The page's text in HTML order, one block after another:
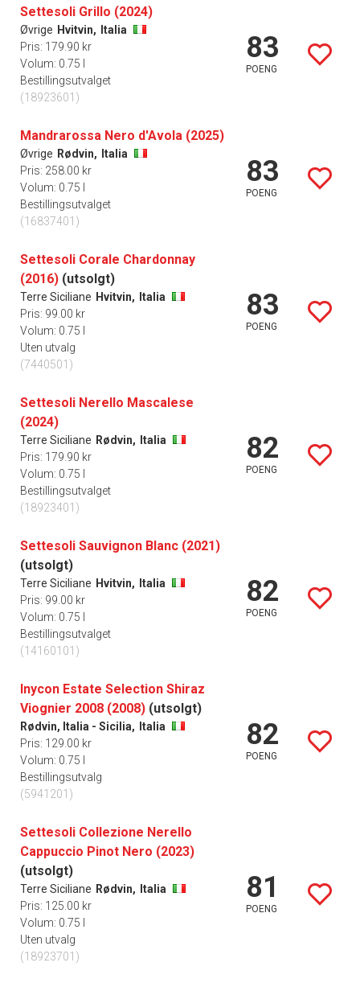
Settesoli Grillo (2024)
Øvrige Hvitvin,
Italia
Pris: 179.90 kr
Volum: 0.75 l
Bestillingsutvalget
(18923601)
83
POENG
Mandrarossa Nero d'Avola (2025)
Øvrige Rødvin,
Italia
Pris: 258.00 kr
Volum: 0.75 l
Bestillingsutvalget
(16837401)
83
POENG
Settesoli Corale Chardonnay
(2016) (utsolgt)
Terre Siciliane Hvitvin,
Italia
Pris: 99.00 kr
Volum: 0.75 l
Uten utvalg
(7440501)
83
POENG
Settesoli Nerello Mascalese
(2024)
Terre Siciliane Rødvin,
Italia
Pris: 179.90 kr
Volum: 0.75 l
Bestillingsutvalget
(18923401)
82
POENG
Settesoli Sauvignon Blanc (2021)
(utsolgt)
Terre Siciliane Hvitvin,
Italia
Pris: 99.00 kr
Volum: 0.75 l
Bestillingsutvalget
(14160101)
82
POENG
Inycon Estate Selection Shiraz
Viognier 2008 (2008) (utsolgt)
Rødvin, Italia - Sicilia,
Italia
Pris: 129.00 kr
Volum: 0.75 l
Bestillingsutvalg
(5941201)
82
POENG
Settesoli Collezione Nerello
Cappuccio Pinot Nero (2023)
(utsolgt)
Terre Siciliane Rødvin,
Italia
Pris: 125.00 kr
Volum: 0.75 l
Uten utvalg
(18923701)
81
POENG